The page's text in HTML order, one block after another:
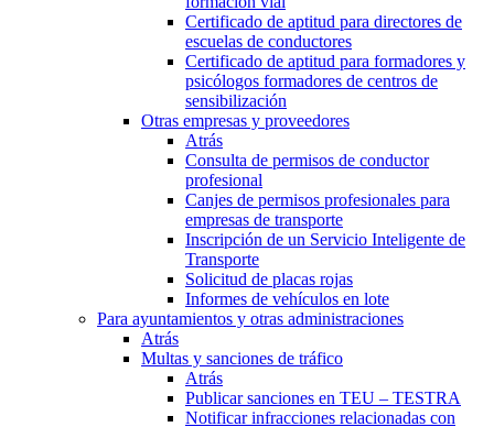
Certificado de aptitud para directores de
escuelas de conductores
Certificado de aptitud para formadores y
psicólogos formadores de centros de
sensibilización
Otras empresas y proveedores
Atrás
Consulta de permisos de conductor
profesional
Canjes de permisos profesionales para
empresas de transporte
Inscripción de un Servicio Inteligente de
Transporte
Solicitud de placas rojas
Informes de vehículos en lote
Para ayuntamientos y otras administraciones
Atrás
Multas y sanciones de tráfico
Atrás
Publicar sanciones en TEU – TESTRA
Notificar infracciones relacionadas con